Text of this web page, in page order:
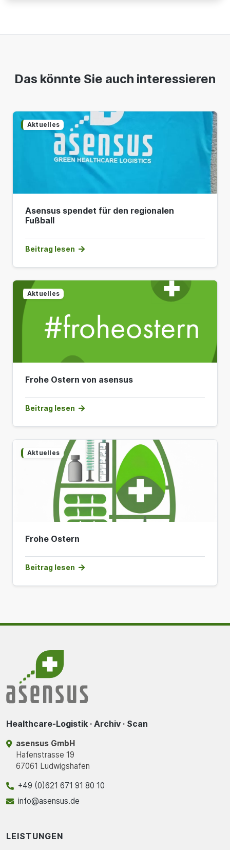
Das könnte Sie auch interessieren
Aktuelles
Asensus spendet für den regionalen
Fußball
Beitrag lesen
Aktuelles
Frohe Ostern von asensus
Beitrag lesen
Aktuelles
Frohe Ostern
Beitrag lesen
Healthcare-Logistik · Archiv · Scan
asensus GmbH
Hafenstrasse 19
67061 Ludwigshafen
+49 (0)621 671 91 80 10
info@asensus.de
LEISTUNGEN